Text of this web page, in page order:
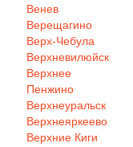
Венев
Верещагино
Верх-Чебула
Верхневилюйск
Верхнее
Пенжино
Верхнеуральск
Верхнеяркеево
Верхние Киги